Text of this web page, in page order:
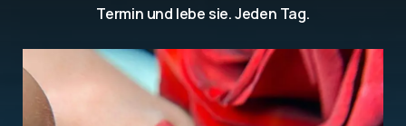
Termin und lebe sie. Jeden Tag.